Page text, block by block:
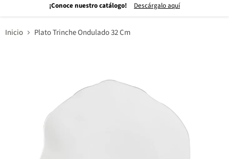
¡Conoce nuestro catálogo! Descárgalo aquí
Inicio Plato Trinche Ondulado 32 Cm